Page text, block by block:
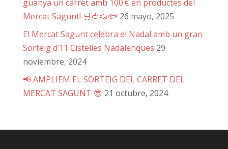
guanya un carret amb 100 € en productes del
Mercat Sagunt! 🛒🍅🧀🐟 26 mayo, 2025
El Mercat Sagunt celebra el Nadal amb un gran
Sorteig d’11 Cistelles Nadalenques 29
noviembre, 2024
📢 AMPLIEM EL SORTEIG DEL CARRET DEL
MERCAT SAGUNT 😎 21 octubre, 2024